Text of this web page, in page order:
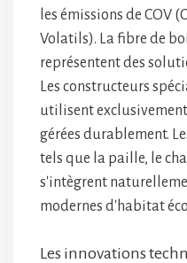
les émissions de COV
Volatils). La fibre de
représentent des
Les constructeurs
utilisent
gérées durablement.
tels que la paille, le
s'intègrent
modernes d'habitat
Les innovations